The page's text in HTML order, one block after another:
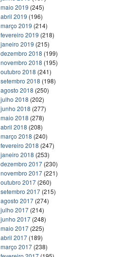
maio 2019 (245)
abril 2019 (196)
março 2019 (214)
fevereiro 2019 (218)
janeiro 2019 (215)
dezembro 2018 (199)
novembro 2018 (195)
outubro 2018 (241)
setembro 2018 (198)
agosto 2018 (250)
julho 2018 (202)
junho 2018 (277)
maio 2018 (278)
abril 2018 (208)
março 2018 (240)
fevereiro 2018 (247)
janeiro 2018 (253)
dezembro 2017 (230)
novembro 2017 (221)
outubro 2017 (260)
setembro 2017 (215)
agosto 2017 (274)
julho 2017 (214)
junho 2017 (248)
maio 2017 (225)
abril 2017 (189)
março 2017 (238)